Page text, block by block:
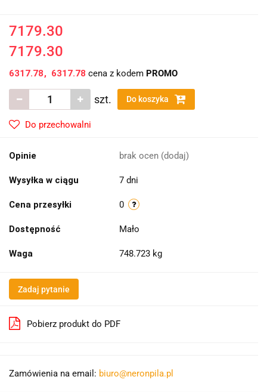
7179.30
7179.30
6317.78 6317.78 cena z kodem PROMO
szt. Do koszyka
Do przechowalni
Opinie brak ocen (dodaj)
Wysyłka w ciągu 7 dni
Cena przesyłki 0
Dostępność Mało
Waga 748.723 kg
Zadaj pytanie
Pobierz produkt do PDF
Zamówienia na email: biuro@neronpila.pl